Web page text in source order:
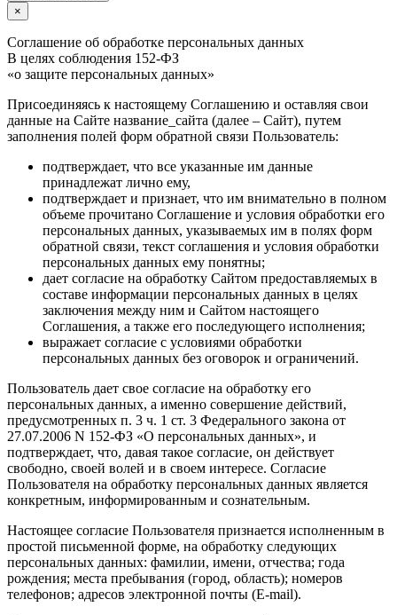
×
Соглашение об обработке персональных данных
В целях соблюдения 152-ФЗ
«о защите персональных данных»
Присоединяясь к настоящему Соглашению и оставляя свои
данные на Сайте название_сайта (далее – Сайт), путем
заполнения полей форм обратной связи Пользователь:
подтверждает, что все указанные им данные
принадлежат лично ему,
подтверждает и признает, что им внимательно в полном
объеме прочитано Соглашение и условия обработки его
персональных данных, указываемых им в полях форм
обратной связи, текст соглашения и условия обработки
персональных данных ему понятны;
дает согласие на обработку Сайтом предоставляемых в
составе информации персональных данных в целях
заключения между ним и Сайтом настоящего
Соглашения, а также его последующего исполнения;
выражает согласие с условиями обработки
персональных данных без оговорок и ограничений.
Пользователь дает свое согласие на обработку его
персональных данных, а именно совершение действий,
предусмотренных п. 3 ч. 1 ст. 3 Федерального закона от
27.07.2006 N 152-ФЗ «О персональных данных», и
подтверждает, что, давая такое согласие, он действует
свободно, своей волей и в своем интересе. Согласие
Пользователя на обработку персональных данных является
конкретным, информированным и сознательным.
Настоящее согласие Пользователя признается исполненным в
простой письменной форме, на обработку следующих
персональных данных: фамилии, имени, отчества; года
рождения; места пребывания (город, область); номеров
телефонов; адресов электронной почты (E-mail).